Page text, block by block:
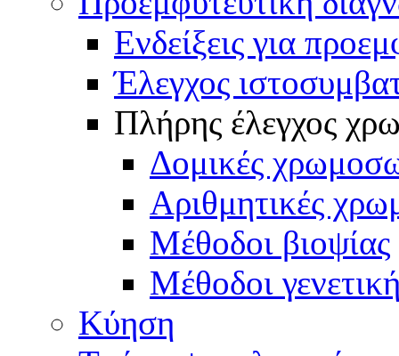
Ενδείξεις για
Έλεγχος
Πλήρης έλεγχος
Δομικές
Αριθμητικές
Μέθοδοι βιοψίας
Mέθοδοι
Κύηση